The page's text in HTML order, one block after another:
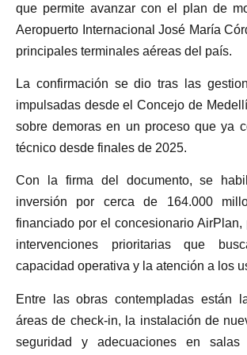
que permite avanzar con el plan de
Aeropuerto Internacional José María
principales terminales aéreas del país.
La confirmación se dio tras las
impulsadas desde el Concejo de
sobre demoras en un proceso que ya
técnico desde finales de 2025.
Con la firma del documento, se
inversión por cerca de 164.000
financiado por el concesionario AirPlan,
intervenciones prioritarias que
capacidad operativa y la atención a los
Entre las obras contempladas están
áreas de check-in, la instalación de
seguridad y adecuaciones en